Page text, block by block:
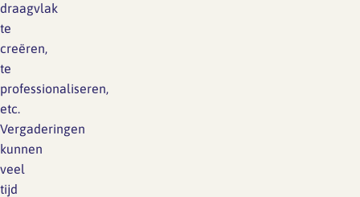
draagvlak
te
creëren,
te
professionaliseren,
etc.
Vergaderingen
kunnen
veel
tijd